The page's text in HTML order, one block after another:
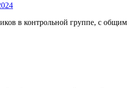
в контрольной группе, с общим